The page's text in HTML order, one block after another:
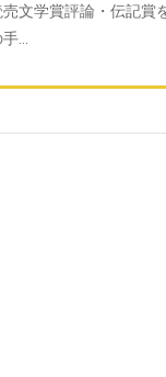
文学賞評論・伝記
…